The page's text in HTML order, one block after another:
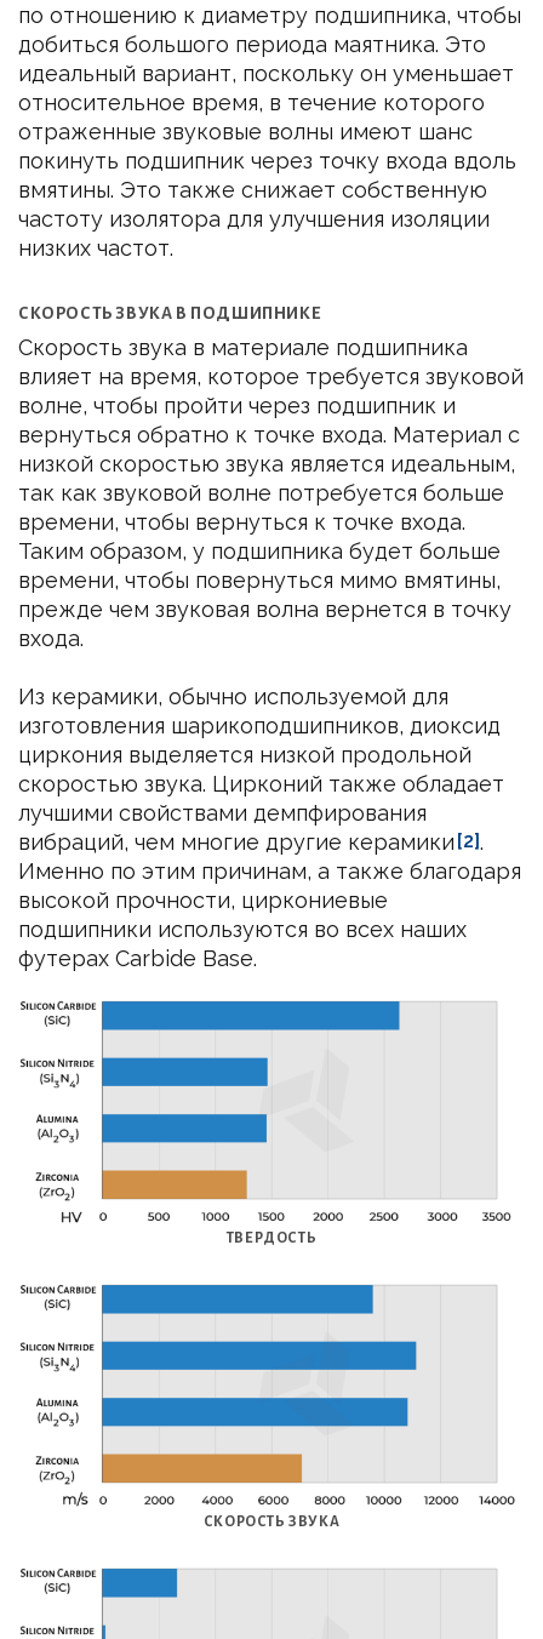
по отношению к диаметру подшипника, чтобы
добиться большого периода маятника. Это
идеальный вариант, поскольку он уменьшает
относительное время, в течение которого
отраженные звуковые волны имеют шанс
покинуть подшипник через точку входа вдоль
вмятины. Это также снижает собственную
частоту изолятора для улучшения изоляции
низких частот.
СКОРОСТЬ ЗВУКА В ПОДШИПНИКЕ
Скорость звука в материале подшипника
влияет на время, которое требуется звуковой
волне, чтобы пройти через подшипник и
вернуться обратно к точке входа. Материал с
низкой скоростью звука является идеальным,
так как звуковой волне потребуется больше
времени, чтобы вернуться к точке входа.
Таким образом, у подшипника будет больше
времени, чтобы повернуться мимо вмятины,
прежде чем звуковая волна вернется в точку
входа.
Из керамики, обычно используемой для
изготовления шарикоподшипников, диоксид
циркония выделяется низкой продольной
скоростью звука. Цирконий также обладает
лучшими свойствами демпфирования
вибраций, чем многие другие керамики [2].
Именно по этим причинам, а также благодаря
высокой прочности, циркониевые
подшипники используются во всех наших
футерах Carbide Base.
ТВЕРДОСТЬ
СКОРОСТЬ ЗВУКА